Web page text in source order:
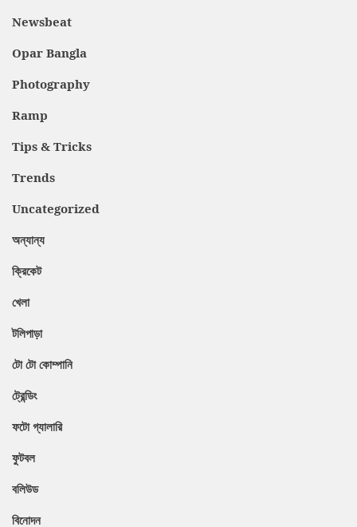
Newsbeat
Opar Bangla
Photography
Ramp
Tips & Tricks
Trends
Uncategorized
অন্যান্য
ক্রিকেট
খেলা
টলিপাড়া
টো টো কোম্পানি
ট্রেন্ডিং
ফটো গ্যালারি
ফুটবল
বলিউড
বিনোদন